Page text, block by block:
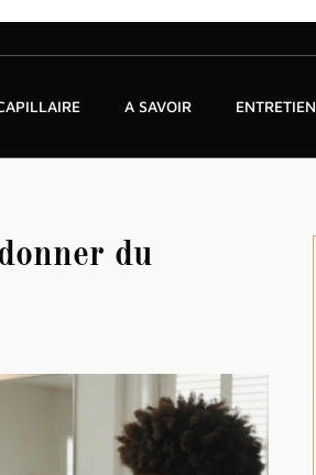
A SAVOIR ENTRETIEN
du